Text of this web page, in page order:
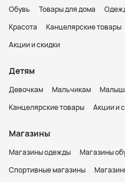
Обувь Товары для дома
Красота
Канцелярские товары
Акции и скидки
Детям
Девочкам Мальчикам
Канцелярские товары
Акции и
Магазины
Магазины одежды Магазины
Спортивные магазины